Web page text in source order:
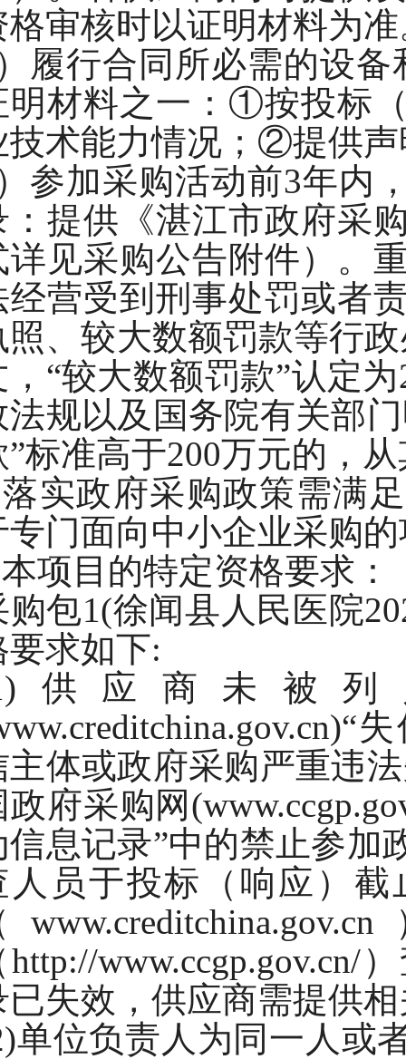
格审核时以证明材料为
履行合同所必需的设
明材料之一：①按投标
技术能力情况；②提供
参加采购活动前3年内
：提供《湛江市政府采
详见采购公告附件）。
经营受到刑事处罚或者
照、较大数额罚款等行
，“较大数额罚款”认定
法规以及国务院有关部
”标准高于200万元的，
实政府采购政策需满
专门面向中小企业采购
项目的特定资格要求：
购包1(徐闻县人民医院
要求如下:
供应商未被
主体或政府采购严重违
政府采购网
信息记录”中的禁止参加
人员于投标（响应）截
http://www.ccgp.gov.cn/
已失效，供应商需提供
单位负责人为同一人或